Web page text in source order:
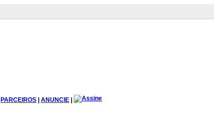
PARCEIROS | ANUNCIE |